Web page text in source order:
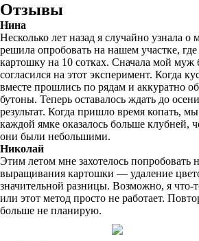
Отзывы
Нина
Несколько лет назад я случайно узнала о
решила опробовать на нашем участке,
картошку на 10 сотках. Сначала мой муж
согласился на этот эксперимент. Когда
вместе прошлись по рядам и аккуратно
бутоны. Теперь оставалось ждать до
результат. Когда пришло время копать,
каждой ямке оказалось больше клубней,
они были небольшими.
Николай
Этим летом мне захотелось попробовать
выращивания картошки — удаление
значительной разницы. Возможно, я что-
или этот метод просто не работает.
больше не планирую.